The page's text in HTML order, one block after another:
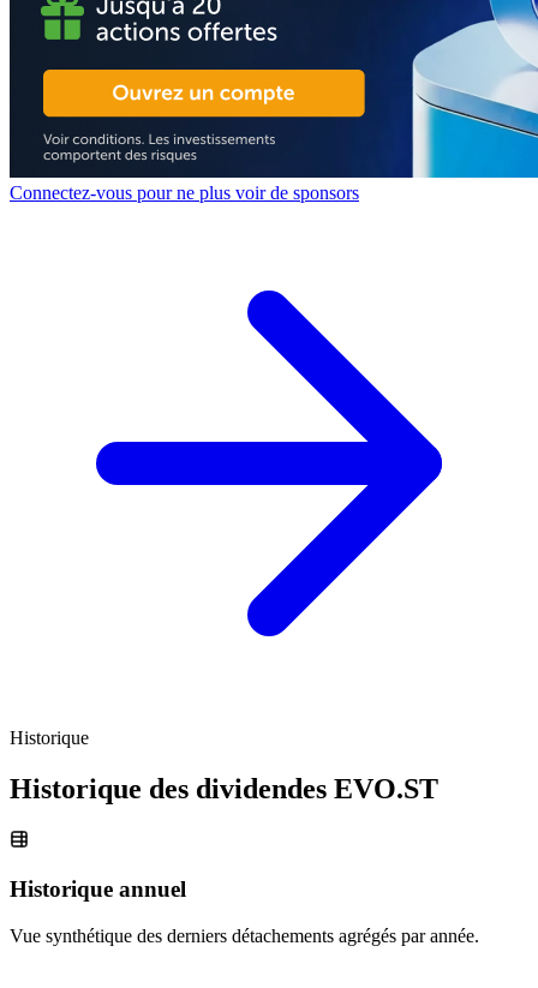
Connectez-vous pour ne plus voir de sponsors
Historique
Historique des dividendes EVO.ST
Historique annuel
Vue synthétique des derniers détachements agrégés par année.